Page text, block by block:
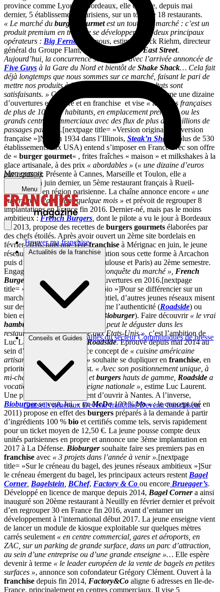
Mon compte
Menu
Trouver ma franchise
Actualités de la franchise
Brèves et actus Actualités du secteur Communiqués de presse
Conseils et Guides
Conseils généraux Devenir franchisé Devenir franchiseur
province comme Lyon ou Bordeaux, elle compte, depuis mai
dernier, 5 établissements parisiens sur un total de 18 restaurants.
« Le marché du burger gourmetest un tout petit marché : c’est un
produit premium en train de se développer avec deux principaux
opérateurs : Big Fernand et nous, estime Franck Riehm, directeur
général du Groupe Flam, qui développe
231 East Street.
Aujourd’hui, la concurrence se renforce avec l’arrivée annoncée de
Five Guys à la Gare du Nord et bientôt de Shake Shack… Cela fait
déjà longtemps que nous sommes sur ce marché, faisant le pari de
mettre nos produits à la portée de tous et les résultats sont
satisfaisants. » Cette année,
programme une dizaine
d’ouvertures en propre et en franchise et vise « les villes françaises
de plus de 100 000 habitants, en emplacement premium, ou les
grands centres commerciaux avec des flux de plus de 5 millions de
passages par an ».[nextpage title= »Version originale ou version
française »]Née en 1934 dans l’Illinois, Steak’n Shake
(plus de 530
établissements aux USA) entend s’imposer en France avec son offre
de « burger gourmet« , frites fraîches « maison » et milkshakes à la
glace artisanale, à des prix « abordables » (« une dizaine d’euros
par repas »). Présente à Cannes, Marseille et Toulon, elle a
inauguré, en juin dernier, un 5ème restaurant français à Rueil-
Malmaison, en région parisienne. La chaîne annonce encore « une
ouverture à Paris dans quelque mois » et prévoit de regrouper 8
implantations en France fin 2016. Dernier-né, mais pas le moins
ambitieux : French Burgers dont le pilote a vu le jour à Bordeaux
en 2013, propose des recettes de burgers gourmets élaborées par
des chefs étoilés. Après avoir ouvert un 2ème site bordelais en
février 2016, puis une 1èrefranchise à Mérignac en juin, le jeune
réseau prévoit une 2ème implantation sous cette forme à Arcachon
puis d’autres inaugurations (à Toulouse et Paris) au 2ème semestre.
Engagé dans
« une stratégie de conquête du marché », French
Burgers
vise un objectif de 10 ouvertures en 2016.[nextpage
title= »Made in USA ou 100 % bio »]Pour se différencier sur un
marché de plus en plus concurrentiel, d’autres jeunes réseaux misent
sur des approches distinctes comme l’authenticité (Roadside) ou
bien encore la certification bio (
Bioburger). Faire découvrir « le vrai
hamburger
américain, tel qu’on peut le déguster dans les
restaurants de bord de route aux Etats-Unis », c’est l’ambition de
Luc Laurent, fondateur de Roadside. Eprouvé depuis mai 2014 au
sein d’un pilote à Rennes, ce concept de « cuisine américaine
artisanale à prix
fast food » souhaite se dupliquer en franchise, en
priorité dans le Grand Ouest. « Avec son positionnement unique, à
mi-chemin entrefast-foods etburgers hauts de gamme, Roadside a
vocation à devenir une enseigne nationale », estime Luc Laurent.
Une première
vient d’ouvrir à Nantes. A l’inverse,
Bioburger se veut, lui,« unMcDo100 %bio»: le concept (né en
2011) propose en effet des burgers préparés à la demande à partir
d’ingrédients 100 % bio et certifiés comme tels, servis rapidement
pour un ticket moyen de 12,50 €. La jeune pousse compte deux
unités parisiennes en propre et annonce une 3ème implantation en
2017 à La Défense. Bioburger souhaite faire ses premiers pas en
franchise avec « 3 projets dans l’année à venir ».[nextpage
title= »Sur le créneau du bagel, des jeunes réseaux ambitieux »]Sur
le créneau émergent du bagel, les principaux acteurs restent Bagel
Corner, Bagelstein BChef, Factory & Co ou encore Bruegger’s.
Développé en licence de marque depuis 2014, Bagel Corner a ainsi
inauguré son 20ème restaurant à Neuilly en février dernier et prévoit
d’en regrouper 30 en France fin 2016, avant d’entamer un
développement à l’international début 2017. La jeune enseigne vient
de lancer un module de kiosque exploitable sur quelques mètres
carrés seulement « en centre commercial, gares et aéroports, en
ZAC, sur un parking de grande surface, dans un parc d’attraction,
au sein d’une entreprise ou d’une grande enseigne »… Elle espère
devenir à terme « le leader européen de la vente de bagels en petites
surfaces », annonce son cofondateur Grégory Clément. Ouvert à la
franchise depuis fin 2014, Factory&Co aligne 6 adresses en Ile-de-
France, principalement en centres commerciaux. Il vise 5